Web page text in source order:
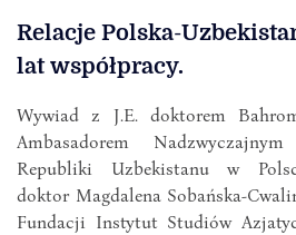
Relacje Polska-
lat współpracy.
Wywiad z J.E. doktorem
Ambasadorem
Republiki Uzbekistanu w
doktor Magdalena Sobańska-
Fundacji Instytut Studiów